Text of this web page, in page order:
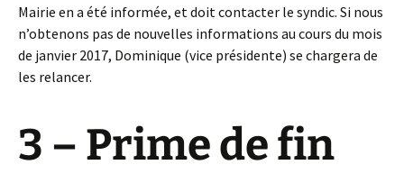
Mairie en a été informée, et doit contacter le syndic. Si nous
n’obtenons pas de nouvelles informations au cours du mois
de janvier 2017, Dominique (vice présidente) se chargera de
les relancer.
3 – Prime de fin